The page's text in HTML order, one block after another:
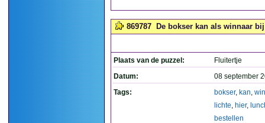
869787 De bokser kan als winnaar
Plaats van de puzzel:
Fluitertje
Datum:
08 september
Tags:
bokser, kan,
lichte, hier,
bestellen